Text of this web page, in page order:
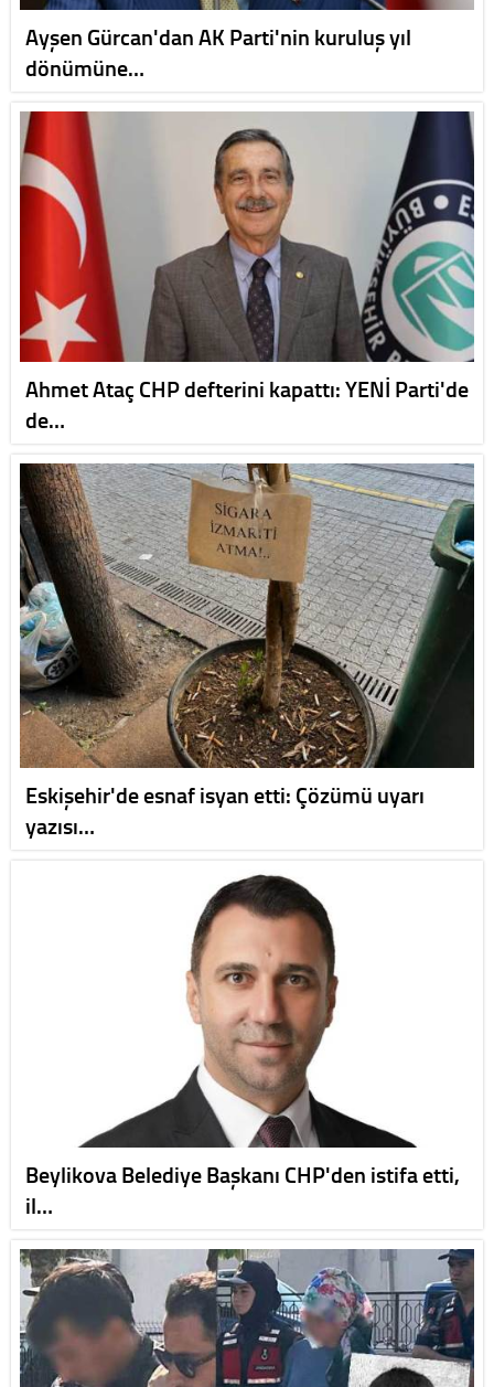
Ayşen Gürcan'dan AK Parti'nin kuruluş yıl
dönümüne…
Ahmet Ataç CHP defterini kapattı: YENİ Parti'de
de…
Eskişehir'de esnaf isyan etti: Çözümü uyarı
yazısı…
Beylikova Belediye Başkanı CHP'den istifa etti,
il…